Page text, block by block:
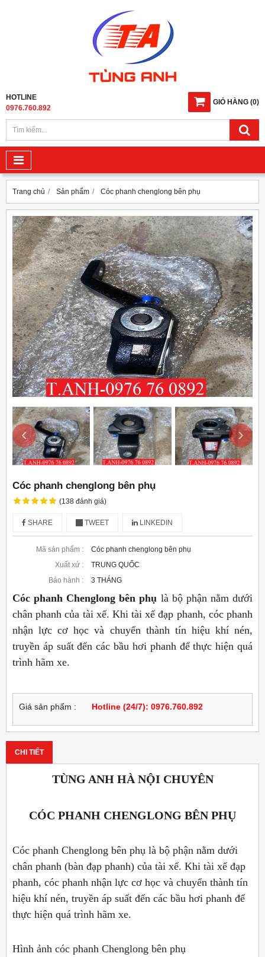
GIỎ HÀNG (0)
HOTLINE
0976.760.892
Trang chủ Sản phẩm Cóc phanh chenglong bên phụ
‹ ›
Cóc phanh chenglong bên phụ
(138 đánh giá)
SHARE TWEET LINKEDIN
Mã sản phẩm :
Cóc phanh chenglong bên phụ
Xuất xứ :
TRUNG QUỐC
Bảo hành :
3 THÁNG
Cóc phanh Chenglong bên phụ là bộ phận nằm dưới
chân phanh của tài xế. Khi tài xế đạp phanh, cóc phanh
nhận lực cơ học và chuyển thành tín hiệu khí nén,
truyền áp suất đến các bầu hơi phanh để thực hiện quá
trình hãm xe.
Giá sản phẩm : Hotline (24/7): 0976.760.892
CHI TIẾT
TÙNG ANH HÀ NỘI CHUYÊN
CÓC PHANH CHENGLONG BÊN PHỤ
Cóc phanh Chenglong bên phụ là bộ phận nằm dưới
chân phanh (bàn đạp phanh) của tài xế. Khi tài xế đạp
phanh, cóc phanh nhận lực cơ học và chuyển thành tín
hiệu khí nén, truyền áp suất đến các bầu hơi phanh để
thực hiện quá trình hãm xe.
Hình ảnh cóc phanh Chenglong bên phụ